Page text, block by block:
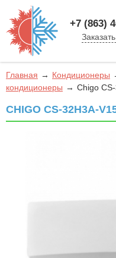
+7 (863)
Главная Кондиционеры
кондиционеры
Chigo
CHIGO CS-32H3A-